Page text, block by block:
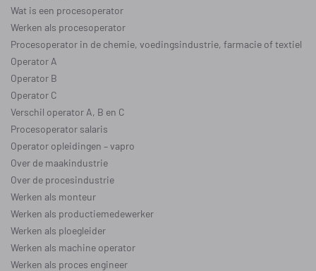
Wat is een procesoperator
Werken als procesoperator
Procesoperator in de chemie voedingsindustrie farmacie oftextiel
Operator A
Operator B
Operator C
Verschil operator A, B en C
Procesoperator salaris
Operator opleidingen –vapro
Over de maakindustrie
Over de procesindustrie
Werken als monteur
Werken als productiemedewerker
Werken als ploegleider
Werken als machine operator
Werken als proces engineer